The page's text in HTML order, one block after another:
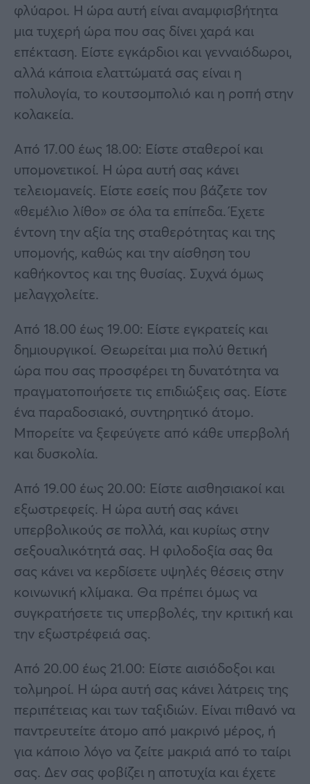
φλύαροι. Η ώρα αυτή είναι αναμφισβήτητα
μια τυχερή ώρα που σας δίνει χαρά και
επέκταση. Είστε εγκάρδιοι και γενναιόδωροι,
αλλά κάποια ελαττώματά σας είναι η
πολυλογία, το κουτσομπολιό και η ροπή στην
κολακεία.
Από 17.00 έως 18.00: Είστε σταθεροί και
υπομονετικοί. Η ώρα αυτή σας κάνει
τελειομανείς. Είστε εσείς που βάζετε τον
«θεμέλιο λίθο» σε όλα τα επίπεδα. Έχετε
έντονη την αξία της σταθερότητας και της
υπομονής, καθώς και την αίσθηση του
καθήκοντος και της θυσίας. Συχνά όμως
μελαγχολείτε.
Από 18.00 έως 19.00: Είστε εγκρατείς και
δημιουργικοί. Θεωρείται μια πολύ θετική
ώρα που σας προσφέρει τη δυνατότητα να
πραγματοποιήσετε τις επιδιώξεις σας. Είστε
ένα παραδοσιακό, συντηρητικό άτομο.
Μπορείτε να ξεφεύγετε από κάθε υπερβολή
και δυσκολία.
Από 19.00 έως 20.00: Είστε αισθησιακοί και
εξωστρεφείς. Η ώρα αυτή σας κάνει
υπερβολικούς σε πολλά, και κυρίως στην
σεξουαλικότητά σας. Η φιλοδοξία σας θα
σας κάνει να κερδίσετε υψηλές θέσεις στην
κοινωνική κλίμακα. Θα πρέπει όμως να
συγκρατήσετε τις υπερβολές, την κριτική και
την εξωστρέφειά σας.
Από 20.00 έως 21.00: Είστε αισιόδοξοι και
τολμηροί. Η ώρα αυτή σας κάνει λάτρεις της
περιπέτειας και των ταξιδιών. Είναι πιθανό να
παντρευτείτε άτομο από μακρινό μέρος, ή
για κάποιο λόγο να ζείτε μακριά από το ταίρι
σας. Δεν σας φοβίζει η αποτυχία και έχετε